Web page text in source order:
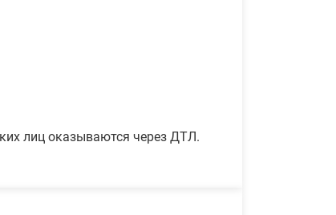
лиц оказываются через ДТЛ.